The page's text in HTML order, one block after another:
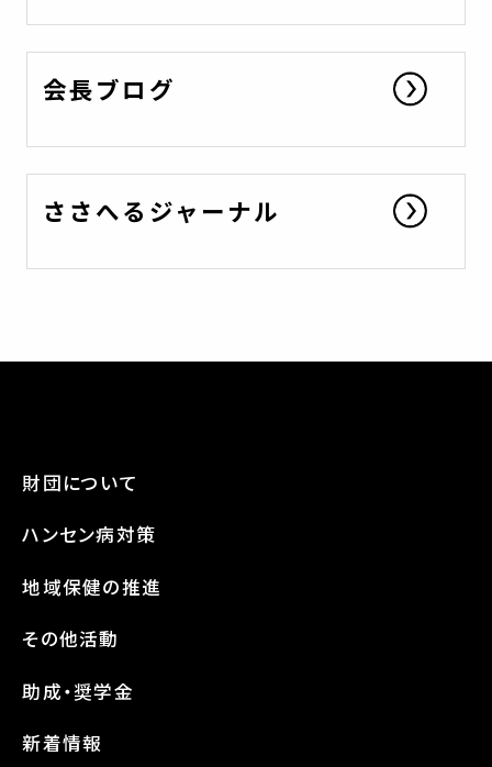
会長ブログ
ささへるジャーナル
財団について
ハンセン病対策
地域保健の推進
その他活動
助成・奨学金
新着情報